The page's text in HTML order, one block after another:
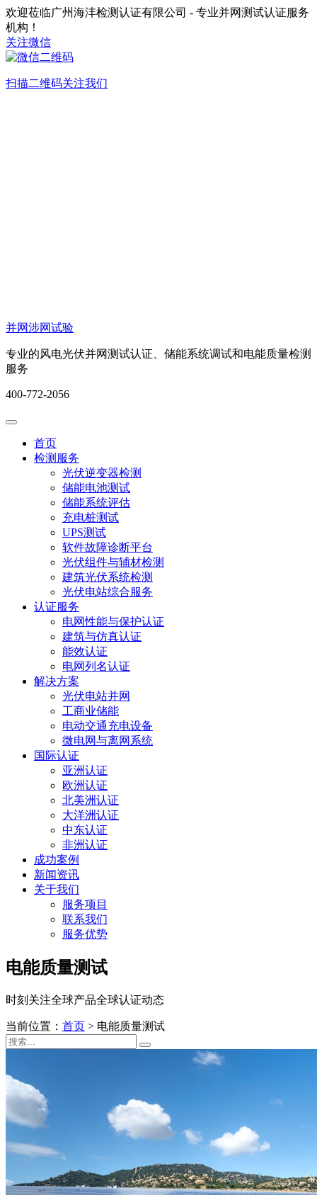
欢迎莅临广州海沣检测认证有限公司 - 专业并网测试认证服务
机构！
关注微信
扫描二维码关注我们
并网涉网试验
专业的风电光伏并网测试认证、储能系统调试和电能质量检测
服务
400-772-2056
首页
检测服务
光伏逆变器检测
储能电池测试
储能系统评估
充电桩测试
UPS测试
软件故障诊断平台
光伏组件与辅材检测
建筑光伏系统检测
光伏电站综合服务
认证服务
电网性能与保护认证
建筑与仿真认证
能效认证
电网列名认证
解决方案
光伏电站并网
工商业储能
电动交通充电设备
微电网与离网系统
国际认证
亚洲认证
欧洲认证
北美洲认证
大洋洲认证
中东认证
非洲认证
成功案例
新闻资讯
关于我们
服务项目
联系我们
服务优势
电能质量测试
时刻关注全球产品全球认证动态
当前位置： 首页 > 电能质量测试